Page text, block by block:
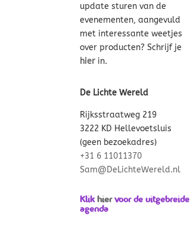
update sturen van de
evenementen, aangevuld
met interessante weetjes
over producten? Schrijf je
hier in.
De Lichte Wereld
Rijksstraatweg 219
3222 KD Hellevoetsluis
(geen bezoekadres)
+31 6 11011370
Sam@DeLichteWereld.nl
Klikhiervoor de uitgebreide
agenda